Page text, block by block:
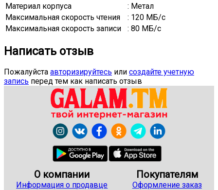
Материал корпуса
: Метал
Максимальная скорость чтения
: 120 МБ/с
Максимальная скорость записи
: 80 МБ/с
Написать отзыв
Пожалуйста авторизируйтесь или создайте учетную
запись перед тем как написать отзыв
О компании
Информация о продавце
Покупателям
Оформление заказ